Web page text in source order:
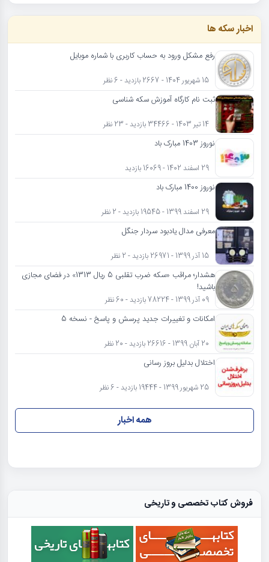
اخبار سکه ها
رفع مشکل ورود به حساب کاربری با شماره موبایل
15 شهریور 1404 - 2667 بازدید - 6 نظر
ثبت نام کارگاه آموزش سکه شناسی
14 تیر 1403 - 34466 بازدید - 23 نظر
نوروز 1403 مبارک باد
29 اسفند 1402 - 16069 بازدید
نوروز 1400 مبارک باد
29 اسفند 1399 - 19545 بازدید - 2 نظر
معرفی مدال یادبود سردار جنگل
15 آذر 1399 - 26971 بازدید - 2 نظر
هشدار؛ مراقب «سکه ضرب تقلبی 5 ریال 1313» در فضای مجازی
باشید!
09 آذر 1399 - 78224 بازدید - 60 نظر
امکانات و تغییرات جدید پرسش و پاسخ - نسخه 5
20 آبان 1399 - 26616 بازدید - 20 نظر
اختلال بدلیل بروز رسانی
25 شهریور 1399 - 19444 بازدید - 6 نظر
همه اخبار
فروش کتاب تخصصی و تاریخی